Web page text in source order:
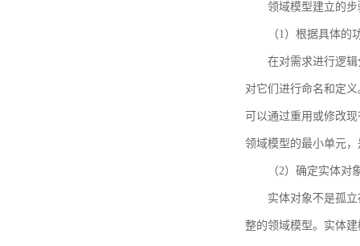
领域模型建立的
（1）根据具体
在对需求进行逻
对它们进行命名和定
可以通过重用或修改
领域模型的最小单元
（2）确定实体
实体对象不是孤
整的领域模型。实体